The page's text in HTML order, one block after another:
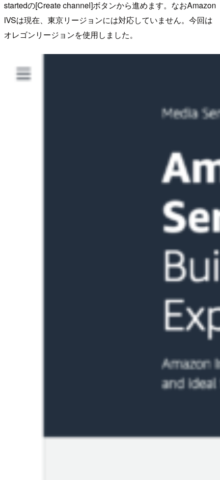
startedの[Create channel]ボタンから進めます。なおAmazon
IVSは現在、東京リージョンには対応していません。今回は
オレゴンリージョンを使用しました。